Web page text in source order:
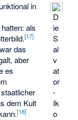
D
ie
S
al
v
at
or
-
Ik
o
in
als
[17]
das
aber
es
dem Kult
[18]